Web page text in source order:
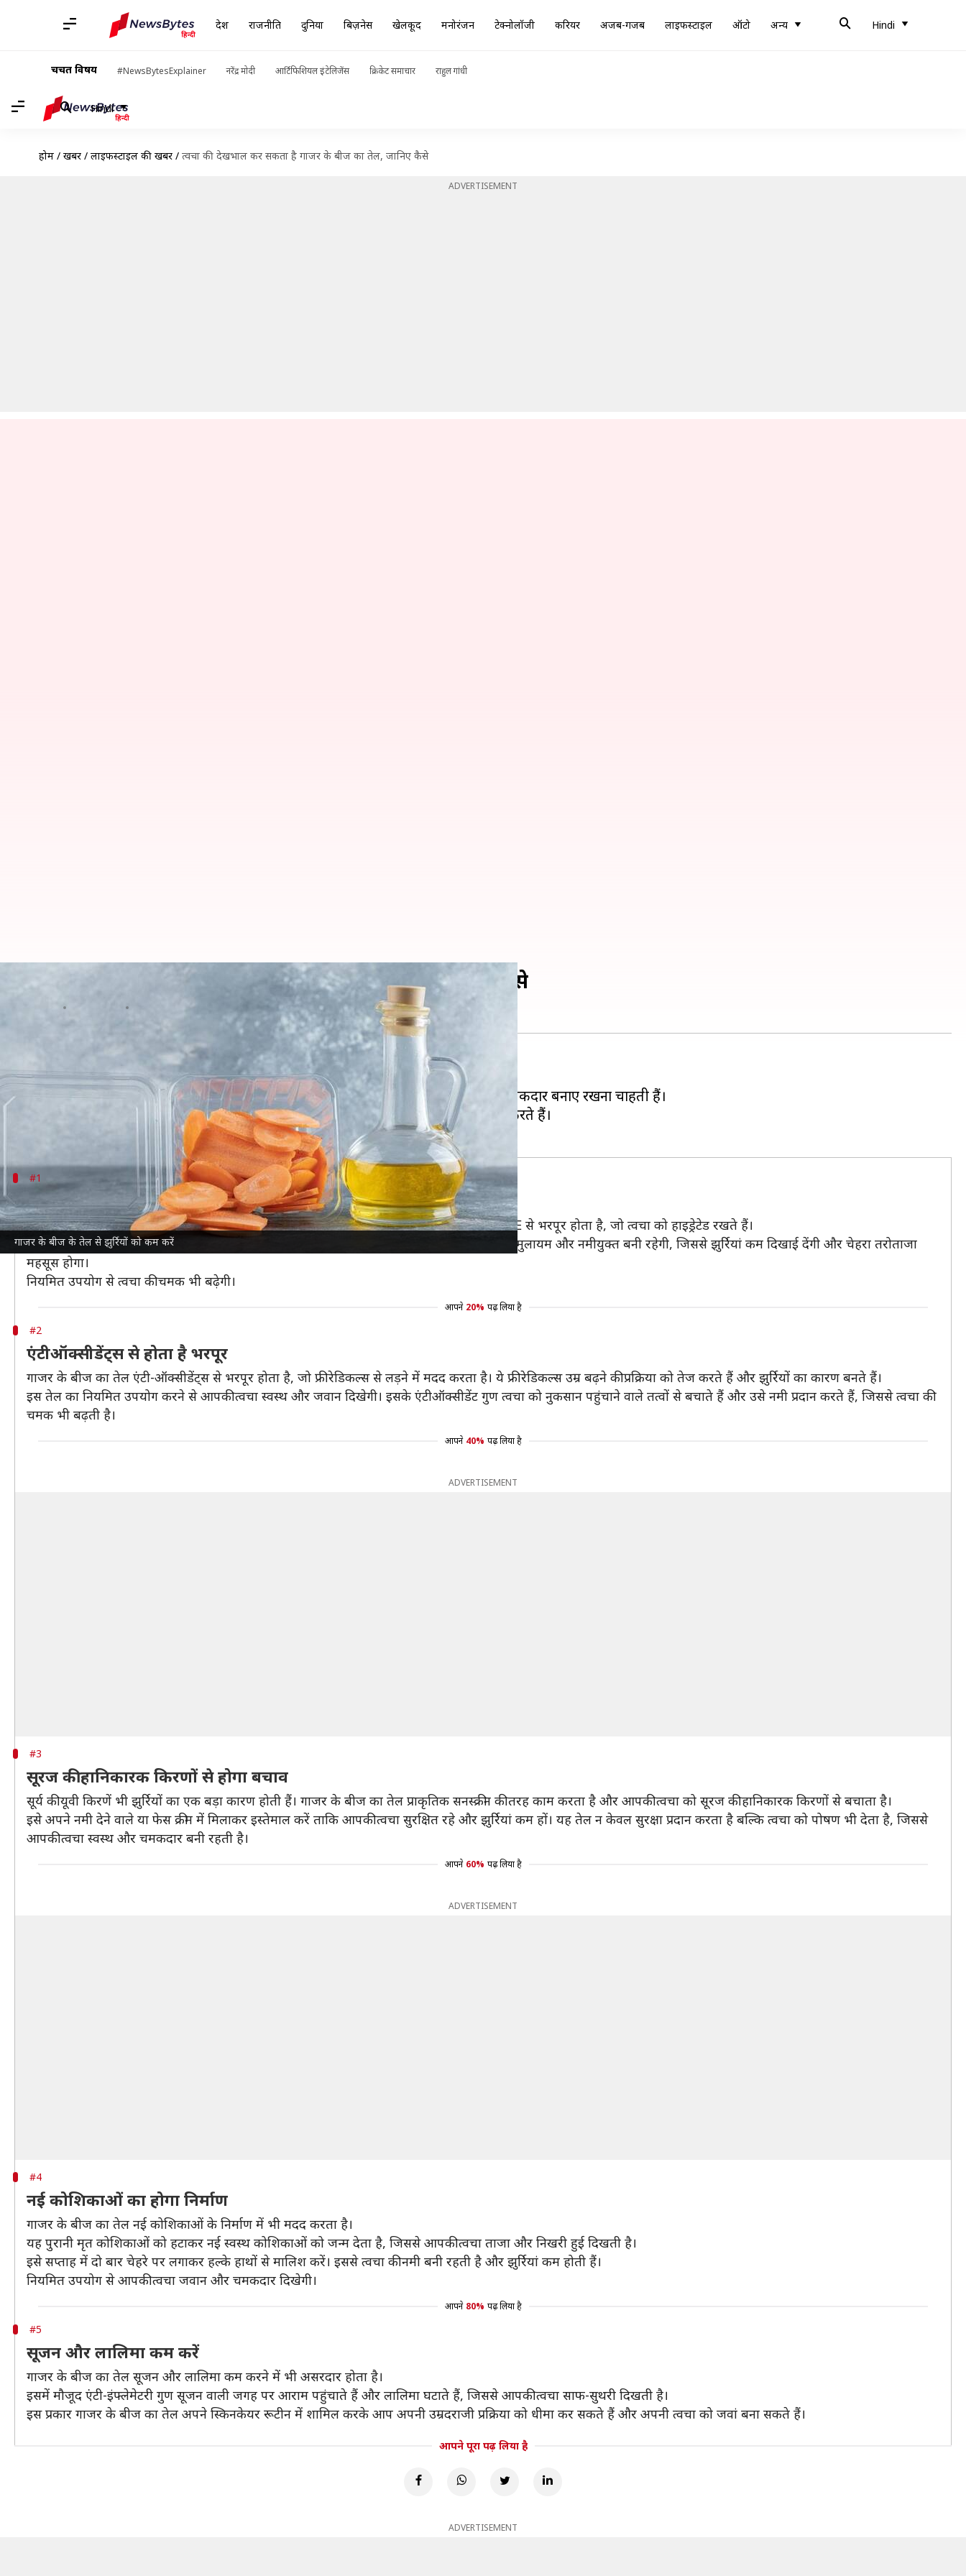
देश राजनीति दुनिया बिज़नेस खेलकूद मनोरंजन टेक्नोलॉजी करियर अजब-गजब लाइफस्टाइल ऑटो अन्य Hindi
चर्चित विषय #NewsBytesExplainer नरेंद्र मोदी आर्टिफिशियल इंटेलिजेंस क्रिकेट समाचार राहुल गांधी
Hindi
होम / खबरें / लाइफस्टाइल की खबरें / त्वचा की देखभाल कर सकता है गाजर के बीज का तेल, जानिए कैसे
ADVERTISEMENT
गाजर के बीज के तेल से झुर्रियों को कम करें
त्वचा की देखभाल कर सकता है गाजर के बीज का तेल, जानिए कैसे
गाजर के बीज का तेल एक प्राकृतिक उपाय है, जोत्वचा की देखभाल में अहम भूमिका निभाता है।
यह
एसेंशियल ऑयल
खासतौर पर महिलाओं के लिए फायदेमंद है, जो अपनी त्वचा को जवां और चमकदार बनाए रखना चाहती हैं।
इसमें मौजूद विटामिन-A और विटामिन-E त्वचा को पोषण देते हैं और झुर्रियों को कम करने में मदद करते हैं।
#1
त्वचा की नमी बनाए रखें
गाजर के बीज का तेल त्वचा की नमी को बनाए रखने में मदद करता है। यह तेल विटामिन-A और विटामिन-E से भरपूर होता है, जो त्वचा को हाइड्रेटेड रखते हैं।
रोजाना रात को सोने से पहले चेहरे पर कुछ बूंदें लगाएं और हल्के हाथों से मालिश करें। इससे आपकी त्वचा मुलायम और नमीयुक्त बनी रहेगी, जिससे झुर्रियां कम दिखाई देंगी और चेहरा तरोताजा
महसूस होगा।
नियमित उपयोग से त्वचा की चमक भी बढ़ेगी।
आपने 20% पढ़ लिया है
#2
एंटीऑक्सीडेंट्स से होता है भरपूर
गाजर के बीज का तेल एंटी-ऑक्सीडेंट्स से भरपूर होता है, जो फ्री रेडिकल्स से लड़ने में मदद करता है। ये फ्री रेडिकल्स उम्र बढ़ने की प्रक्रिया को तेज करते हैं और झुर्रियों का कारण बनते हैं।
इस तेल का नियमित उपयोग करने से आपकी त्वचा स्वस्थ और जवान दिखेगी। इसके एंटीऑक्सीडेंट गुण त्वचा को नुकसान पहुंचाने वाले तत्वों से बचाते हैं और उसे नमी प्रदान करते हैं, जिससे त्वचा की
चमक भी बढ़ती है।
आपने 40% पढ़ लिया है
ADVERTISEMENT
#3
सूरज की हानिकारक किरणों से होगा बचाव
सूर्य की यूवी किरणें भी झुर्रियों का एक बड़ा कारण होती हैं। गाजर के बीज का तेल प्राकृतिक सनस्क्रीन की तरह काम करता है और आपकी त्वचा को सूरज की हानिकारक किरणों से बचाता है।
इसे अपने नमी देने वाले या फेस क्रीम में मिलाकर इस्तेमाल करें ताकि आपकी त्वचा सुरक्षित रहे और झुर्रियां कम हों। यह तेल न केवल सुरक्षा प्रदान करता है बल्कि त्वचा को पोषण भी देता है, जिससे
आपकी त्वचा स्वस्थ और चमकदार बनी रहती है।
आपने 60% पढ़ लिया है
ADVERTISEMENT
#4
नई कोशिकाओं का होगा निर्माण
गाजर के बीज का तेल नई कोशिकाओं के निर्माण में भी मदद करता है।
यह पुरानी मृत कोशिकाओं को हटाकर नई स्वस्थ कोशिकाओं को जन्म देता है, जिससे आपकी त्वचा ताजा और निखरी हुई दिखती है।
इसे सप्ताह में दो बार चेहरे पर लगाकर हल्के हाथों से मालिश करें। इससे त्वचा की नमी बनी रहती है और झुर्रियां कम होती हैं।
नियमित उपयोग से आपकी त्वचा जवान और चमकदार दिखेगी।
आपने 80% पढ़ लिया है
#5
सूजन और लालिमा कम करें
गाजर के बीज का तेल सूजन और लालिमा कम करने में भी असरदार होता है।
इसमें मौजूद एंटी-इंफ्लेमेटरी गुण सूजन वाली जगह पर आराम पहुंचाते हैं और लालिमा घटाते हैं, जिससे आपकी त्वचा साफ-सुथरी दिखती है।
इस प्रकार गाजर के बीज का तेल अपने स्किनकेयर रूटीन में शामिल करके आप अपनी उम्रदराजी प्रक्रिया को धीमा कर सकते हैं और अपनी त्वचा को जवां बना सकते हैं।
आपने पूरा पढ़ लिया है
ADVERTISEMENT